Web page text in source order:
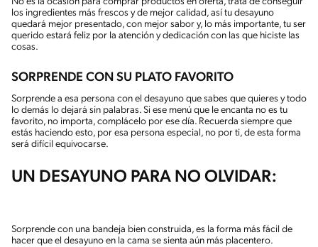
los ingredientes más frescos y de mejor calidad, así tu desayuno
quedará mejor presentado, con mejor sabor y, lo más importante, tu ser
querido estará feliz por la atención y dedicación con las que hiciste las
cosas.
SORPRENDE CON SU PLATO FAVORITO
Sorprende a esa persona con el desayuno que sabes que quieres y todo
lo demás lo dejará sin palabras. Si ese menú que le encanta no es tu
favorito, no importa, complácelo por ese día. Recuerda siempre que
estás haciendo esto, por esa persona especial, no por ti, de esta forma
será difícil equivocarse.
UN DESAYUNO PARA NO OLVIDAR:
Sorprende con una bandeja bien construida, es la forma más fácil de
hacer que el desayuno en la cama se sienta aún más placentero.